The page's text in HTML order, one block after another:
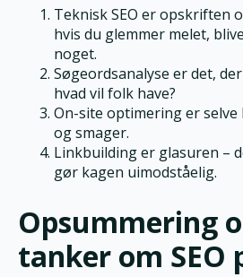
Teknisk SEO er opskriften
hvis du glemmer melet,
noget.
Søgeordsanalyse er det,
hvad vil folk have?
On-site optimering er
og smager.
Linkbuilding er glasuren –
gør kagen uimodståelig.
Opsummering
tanker om SEO